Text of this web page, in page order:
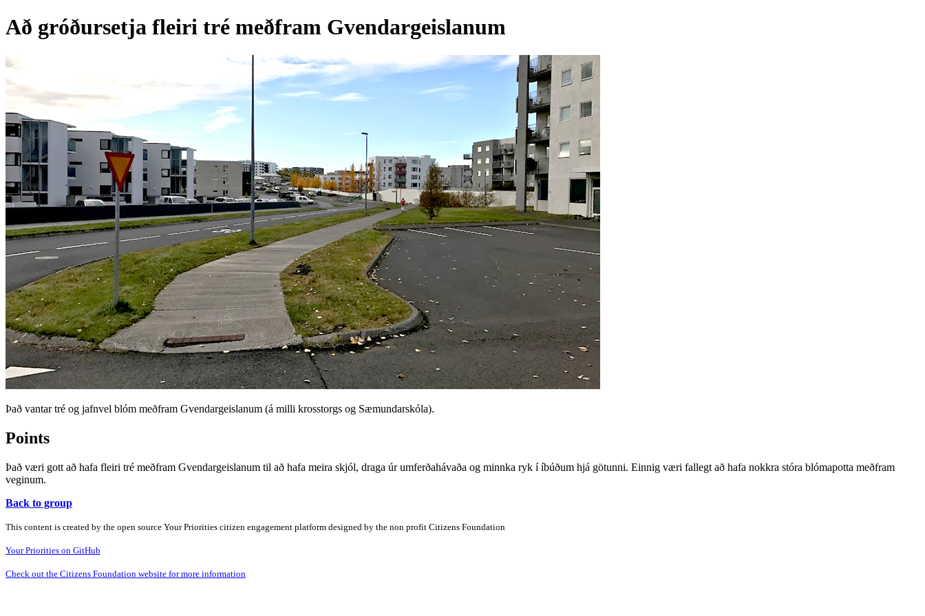
Að gróðursetja fleiri tré meðfram Gvendargeislanum
Það vantar tré og jafnvel blóm meðfram Gvendargeislanum (á milli krosstorgs og Sæmundarskóla).
Points
Það væri gott að hafa fleiri tré meðfram Gvendargeislanum til að hafa meira skjól, draga úr umferðahávaða og minnka ryk í íbúðum hjá götunni. Einnig væri fallegt að hafa nokkra stóra blómapotta meðfram
veginum.
Back to group
This content is created by the open source Your Priorities citizen engagement platform designed by the non profit Citizens Foundation
Your Priorities on GitHub
Check out the Citizens Foundation website for more information